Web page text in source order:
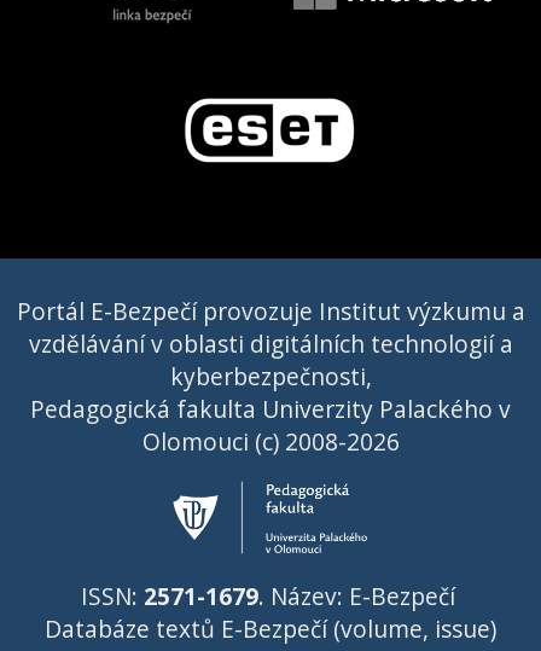
Portál E-Bezpečí provozuje Institut výzkumu a
vzdělávání v oblasti digitálních technologií a
kyberbezpečnosti,
Pedagogická fakulta Univerzity Palackého v
Olomouci (c) 2008-2026
ISSN: 2571-1679. Název: E-Bezpečí
Databáze textů E-Bezpečí (volume, issue)